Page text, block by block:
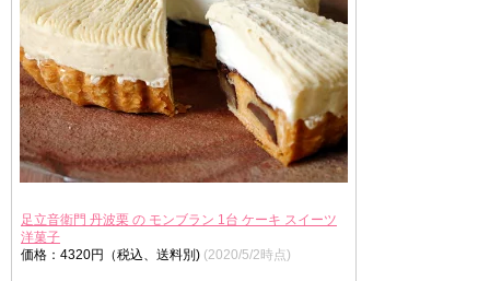
足立音衛門 丹波栗 の モンブラン 1台 ケーキ スイーツ
洋菓子
価格：4320円（税込、送料別) (2020/5/2時点)